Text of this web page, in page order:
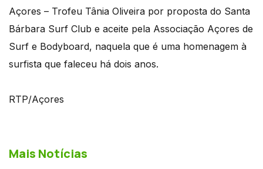
Açores – Trofeu Tânia Oliveira por proposta do Santa
Bárbara Surf Club e aceite pela Associação Açores de
Surf e Bodyboard, naquela que é uma homenagem à
surfista que faleceu há dois anos.
RTP/Açores
Mais Notícias